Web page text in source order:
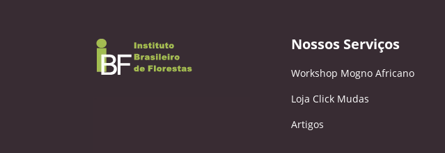
Nossos Serviços
Workshop Mogno Africano
Loja Click Mudas
Artigos